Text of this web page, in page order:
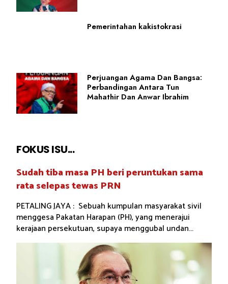
Pemerintahan kakistokrasi
Perjuangan Agama Dan Bangsa:
Perbandingan Antara Tun
Mahathir Dan Anwar Ibrahim
FOKUS ISU...
Sudah tiba masa PH beri peruntukan sama
rata selepas tewas PRN
PETALING JAYA : Sebuah kumpulan masyarakat sivil
menggesa Pakatan Harapan (PH), yang menerajui
kerajaan persekutuan, supaya menggubal undan...